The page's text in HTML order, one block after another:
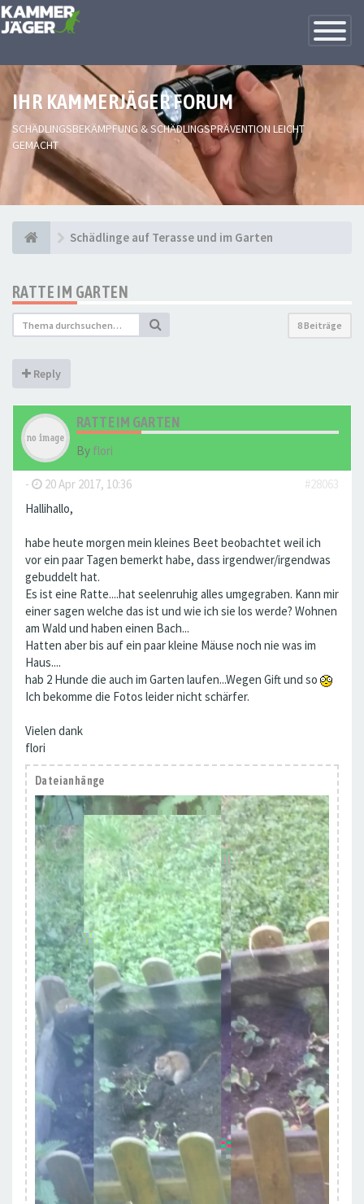
Toggle
IHR KAMMERJÄGER FORUM
SCHÄDLINGSBEKÄMPFUNG & SCHÄDLINGSPRÄVENTION LEICHT
GEMACHT
Schädlinge auf Terasse und im Garten
RATTE IM GARTEN
8 Beiträge
Reply
RATTE IM GARTEN
By flori
- 20 Apr 2017, 10:36
#28063
Hallihallo,
habe heute morgen mein kleines Beet beobachtet weil ich
vor ein paar Tagen bemerkt habe, dass irgendwer/irgendwas
gebuddelt hat.
Es ist eine Ratte....hat seelenruhig alles umgegraben. Kann mir
einer sagen welche das ist und wie ich sie los werde? Wohnen
am Wald und haben einen Bach...
Hatten aber bis auf ein paar kleine Mäuse noch nie was im
Haus....
hab 2 Hunde die auch im Garten laufen...Wegen Gift und so
Ich bekomme die Fotos leider nicht schärfer.
Vielen dank
flori
Dateianhänge